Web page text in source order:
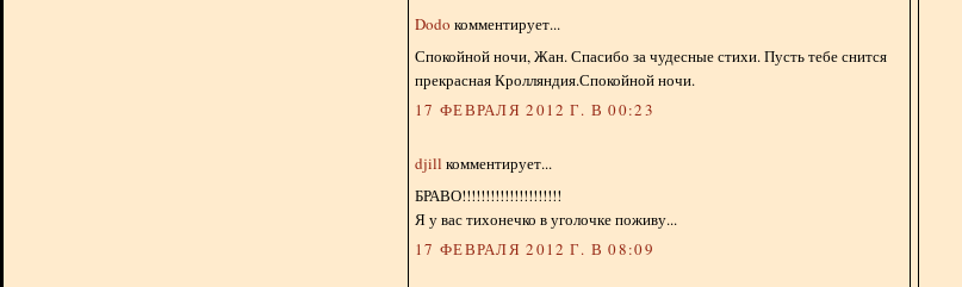
Dodo комментирует...
Спокойной ночи, Жан. Спасибо за чудесные стихи. Пусть тебе снится
прекрасная Кролляндия.Спокойной ночи.
17 ФЕВРАЛЯ 2012 Г. В 00:23
djill комментирует...
БРАВО!!!!!!!!!!!!!!!!!!!!!
Я у вас тихонечко в уголочке поживу...
17 ФЕВРАЛЯ 2012 Г. В 08:09